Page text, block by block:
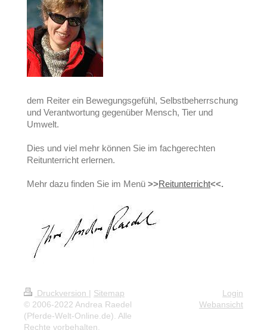
dem Reiter ein Bewegungsgefühl, Selbstbeherrschung
und Verantwortung gegenüber Mensch, Tier und
Umwelt.
Dies und viel mehr können Sie im fachgerechten
Reitunterricht erlernen.
Mehr dazu finden Sie im Menü >>Reitunterricht<<.
Druckversion | Sitemap
© 2006-2022 Andrea Raedel
(Pferde-Welt-Online.de). Alle
Rechte vorbehalten.
Login
Webansicht